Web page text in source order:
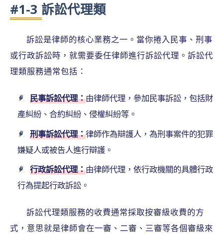
#1-3 訴訟代理類
訴訟是律師的核心業務之一。當你捲入民事、刑事
或行政訴訟時，就需要委任律師進行訴訟代理。訴訟代
理類服務通常包括：
民事訴訟代理：由律師代理，參加民事訴訟，包括財
產糾紛、合約糾紛、侵權糾紛等。
刑事訴訟代理：律師作為辯護人，為刑事案件的犯罪
嫌疑人或被告人進行辯護。
行政訴訟代理：由律師代理，依行政機關的具體行政
行為提起行政訴訟。
訴訟代理類服務的收費通常採取按審級收費的方
式，意思就是律師會在一審、二審、三審等各個審級來